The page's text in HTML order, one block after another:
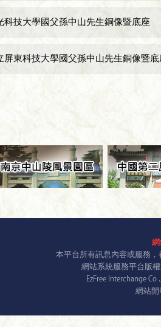
科技大學國父孫中山先生銅像暨底座
屏東科技大學國父孫中山先生銅像暨底
網
本平台所有訊息內容或服務
網站系統服務平台版權
EzFree Interchange
網站開